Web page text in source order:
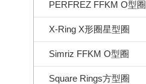
PERFREZ FFKM O型圈
X-Ring X形圈星型圈
Simriz FFKM O型圈
Square Rings方型圈